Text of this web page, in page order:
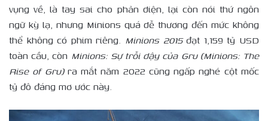
vụng về, là tay sai cho phản diện, lại còn nói thứ ngôn
ngữ kỳ lạ, nhưng Minions quá dễ thương đến mức không
thể không có phim riêng. Minions 2015đạt 1,159 tỷ USD
toàn cầu, còn Minions: Sự trỗi dậy của Gru (Minions: The
Rise of Gru) ra mắt năm 2022 cũng ngấp nghé cột mốc
tỷ đô đáng mơ ước này.